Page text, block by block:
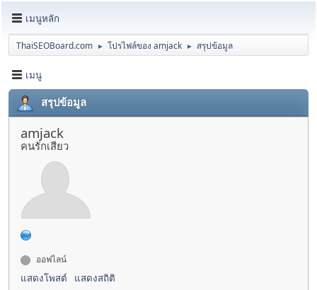
เมนูหลัก
ThaiSEOBoard.com ► โปรไฟล์ของ amjack ► สรุปข้อมูล
เมนู
สรุปข้อมูล
amjack
คนรักเสียว
ออฟไลน์
แสดงโพสต์
แสดงสถิติ